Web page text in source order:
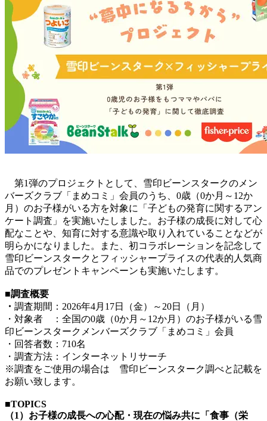
第1弾のプロジェクトとして、雪印ビーンスタークのメン
バーズクラブ「まめコミ」会員のうち、0歳（0か月～12か
月）のお子様がいる方を対象に「子どもの発育に関するアン
ケート調査」を実施いたしました。お子様の成長に対して心
配なことや、知育に対する意識や取り入れていることなどが
明らかになりました。また、初コラボレーションを記念して
雪印ビーンスタークとフィッシャープライスの代表的人気商
品でのプレゼントキャンペーンも実施いたします。
■調査概要
・ 調査期間：2026年4月17日（金）～20日（月）
・対象者 ：全国の0歳（0か月～12か月）のお子様がいる雪
印ビーンスタークメンバーズクラブ「まめコミ」会員
・回答者数：710名
・調査方法：インターネットリサーチ
※調査をご使用の場合は 雪印ビーンスターク調べと記載を
お願い致します。
■TOPICS
（1）お子様の成長への心配・現在の悩み共に「食事（栄